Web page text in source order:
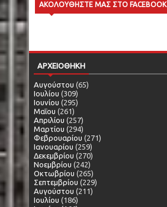
ΑΚΟΛΟΥΘΗΣΤΕ ΜΑΣ ΣΤΟ FACEBOOK
ΑΡΧΕΙΟΘΗΚΗ
Αυγούστου (65)
Ιουλίου (309)
Ιουνίου (295)
Μαΐου (261)
Απριλίου (257)
Μαρτίου (294)
Φεβρουαρίου (271)
Ιανουαρίου (259)
Δεκεμβρίου (270)
Νοεμβρίου (242)
Οκτωβρίου (265)
Σεπτεμβρίου (229)
Αυγούστου (211)
Ιουλίου (186)